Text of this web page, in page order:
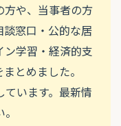
方や、当事者の方
談窓口・公的な居
学習・経済的支
とめました。
います。最新情